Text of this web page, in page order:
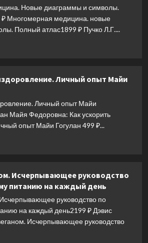
Новые диаграммы и символы.
Многомерная медицина. новые
Полный атлас1899 ₽ Пучко Л.Г....
Личный опыт Майи
Личный опыт Майи
Майя Федоровна: Как ускорить
опыт Майи Гогулан 499 ₽...
Исчерпывающее руководство
питанию на каждый день
Исчерпывающее руководство по
на каждый день2199 ₽ Дэвис
Исчерпывающее руководство